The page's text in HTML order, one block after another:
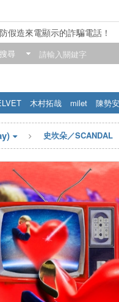
假造來電顯示的詐騙電話！
門市營業時間調整公告】
尋
木村拓哉 milet
陳勢安
史坎朵／SCANDAL